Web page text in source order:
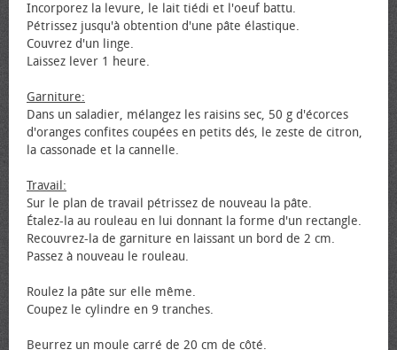
Incorporez la levure, le lait tiédi et l'œuf battu.
Pétrissez jusqu'à obtention d'une pâte élastique.
Couvrez d'un linge.
Laissez lever 1 heure.
Garniture:
Dans un saladier, mélangez les raisins sec, 50 g d'écorces
d'oranges confites coupées en petits dés, le zeste de citron,
la cassonade et la cannelle.
Travail:
Sur le plan de travail pétrissez de nouveau la pâte.
Étalez-la au rouleau en lui donnant la forme d'un rectangle.
Recouvrez-la de garniture en laissant un bord de 2 cm.
Passez à nouveau le rouleau.
Roulez la pâte sur elle même.
Coupez le cylindre en 9 tranches.
Beurrez un moule carré de 20 cm de côté.